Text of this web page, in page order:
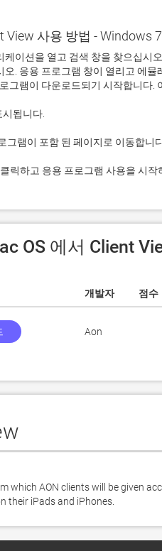
View 사용 방법 - Windows
이션을 열고 검색 창을 찾으십시
오. 응용 프로그램 창이 열리고 에
릭하고 응용 프로그램 사용을 시작
OS 에서 Client
개발자 점수
Aon
which AON clients will be given
their iPads and iPhones.